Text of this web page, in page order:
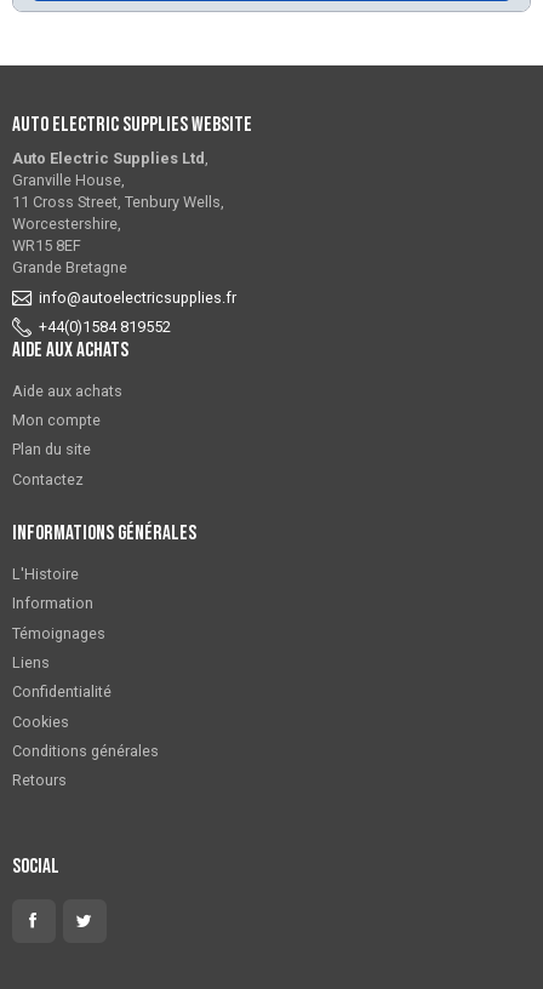
Auto Electric Supplies Website
Auto Electric Supplies Ltd ,
Granville House,
11 Cross Street, Tenbury Wells,
Worcestershire,
WR15 8EF
Grande Bretagne
info@autoelectricsupplies.fr
+44(0)1584 819552
Aide aux achats
Aide aux achats
Mon compte
Plan du site
Contactez
Informations générales
L'Histoire
Information
Témoignages
Liens
Confidentialité
Cookies
Conditions générales
Retours
Social